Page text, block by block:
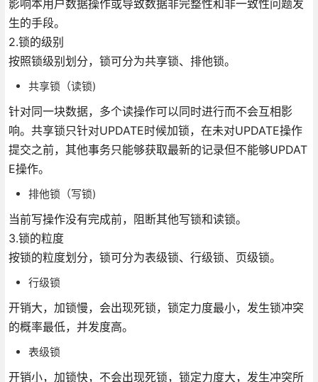
影响本用户数据操作或导致数据非完整性和非一致性问题发
生的手段。
2.锁的级别
按照锁级别划分，锁可分为共享锁、排他锁。
共享锁（读锁)
针对同一块数据，多个读操作可以同时进行而不会互相影
响。共享锁只针对UPDATE时候加锁，在未对UPDATE操作
提交之前，其他事务只能够获取最新的记录但不能够UPDAT
E操作。
排他锁（写锁)
当前写操作没有完成前，阻断其他写锁和读锁。
3.锁的粒度
按锁的粒度划分，锁可分为表级锁、行级锁、页级锁。
行级锁
开销大，加锁慢，会出现死锁，锁定力度最小，发生锁冲突
的概率最低，并发度高。
表级锁
开销小，加锁快，不会出现死锁，锁定力度大，发生冲突所